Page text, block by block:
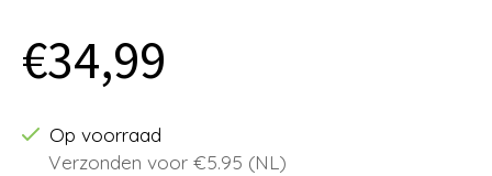
€34,99
Op voorraad
Verzonden voor €5.95 (NL)